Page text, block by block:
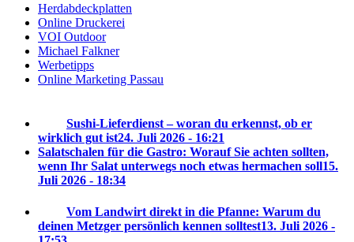
Herdabdeckplatten
Online Druckerei
VOI Outdoor
Michael Falkner
Werbetipps
Online Marketing Passau
Sushi-Lieferdienst – woran du erkennst, ob er
wirklich gut ist24. Juli 2026 - 16:21
Salatschalen für die Gastro: Worauf Sie achten sollten,
wenn Ihr Salat unterwegs noch etwas hermachen soll15.
Juli 2026 - 18:34
Vom Landwirt direkt in die Pfanne: Warum du
deinen Metzger persönlich kennen solltest13. Juli 2026 -